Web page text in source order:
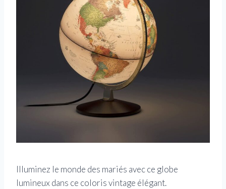
Illuminez le monde des mariés avec ce globe
lumineux dans ce coloris vintage élégant.